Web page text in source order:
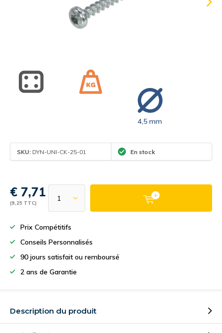
4,5 mm
SKU: DYN-UNI-CK-25-01 En stock
€ 7,71
(9,25 TTC)
Prix Compétitifs
Conseils Personnalisés
90 jours satisfait ou remboursé
2 ans de Garantie
Description du produit